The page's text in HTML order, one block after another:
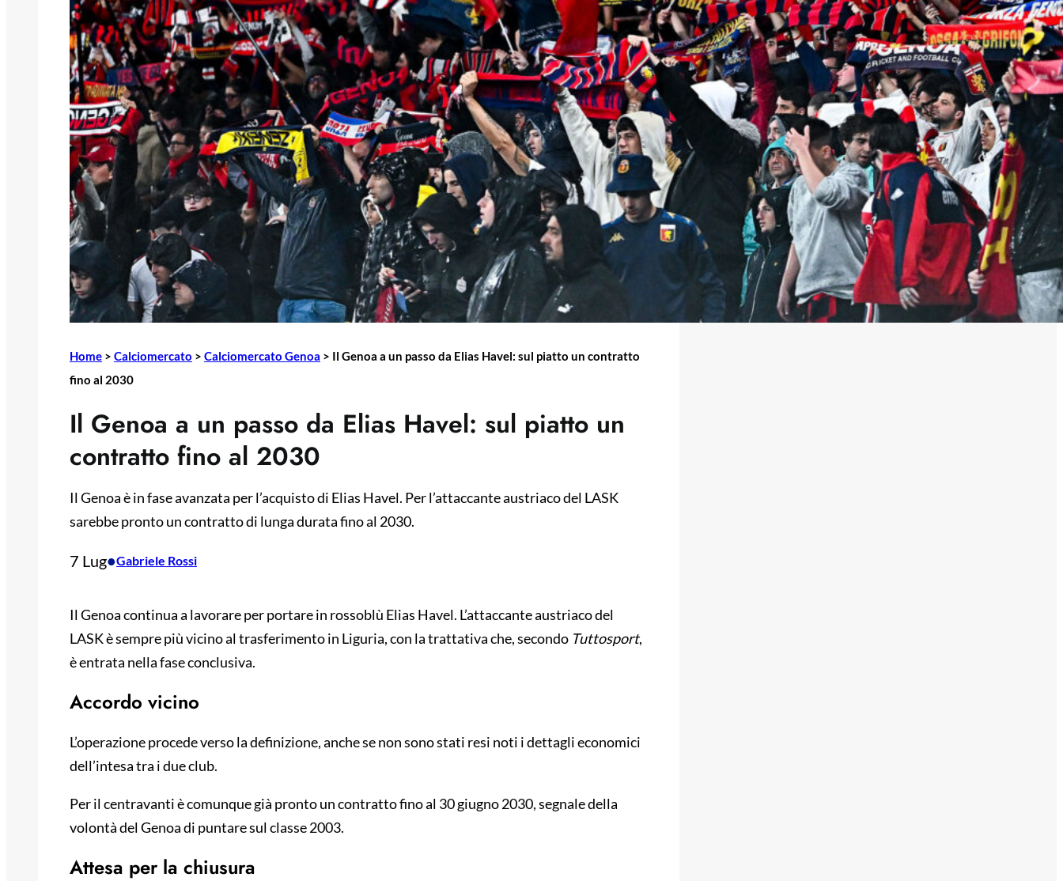
Home > Calciomercato > Calciomercato Genoa > Il Genoa a un passo da Elias Havel: sul piatto un contratto
fino al 2030
Il Genoa a un passo da Elias Havel: sul piatto un
contratto fino al 2030
Il Genoa è in fase avanzata per l’acquisto di Elias Havel. Per l’attaccante austriaco del LASK
sarebbe pronto un contratto di lunga durata fino al 2030.
7 Lug•Gabriele Rossi
Il Genoa continua a lavorare per portare in rossoblù Elias Havel. L’attaccante austriaco del
LASK è sempre più vicino al trasferimento in Liguria, con la trattativa che, secondo Tuttosport,
è entrata nella fase conclusiva.
Accordo vicino
L’operazione procede verso la definizione, anche se non sono stati resi noti i dettagli economici
dell’intesa tra i due club.
Per il centravanti è comunque già pronto un contratto fino al 30 giugno 2030, segnale della
volontà del Genoa di puntare sul classe 2003.
Attesa per la chiusura